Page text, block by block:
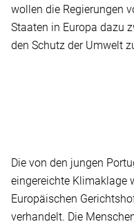
wollen die Regierungen
Staaten in Europa dazu
den Schutz der Umwelt
Die von den jungen
eingereichte Klimaklage
Europäischen
verhandelt. Die